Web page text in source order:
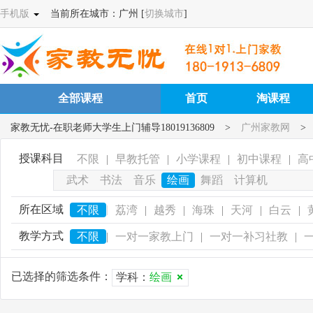
手机版 当前所在城市：广州 [切换城市]
全部课程 首页 淘课程
家教无忧-在职老师大学生上门辅导18019136809 > 广州家教网 >
授课科目 不限 | 早教托管 | 小学课程 | 初中课程 |
高
武术
书法 音乐 绘画 舞蹈 计算机
所在区域 不限 | 荔湾 | 越秀 | 海珠 | 天河 | 白云 |
教学方式 不限 | 一对一家教上门 | 一对一补习社教 |
已选择的筛选条件： 学科： 绘画